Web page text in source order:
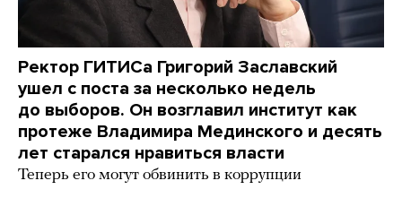
Ректор ГИТИСа Григорий Заславский
ушел с поста за несколько недель
до выборов. Он возглавил институт как
протеже Владимира Мединского и десять
лет старался нравиться власти
Теперь его могут обвинить в коррупции